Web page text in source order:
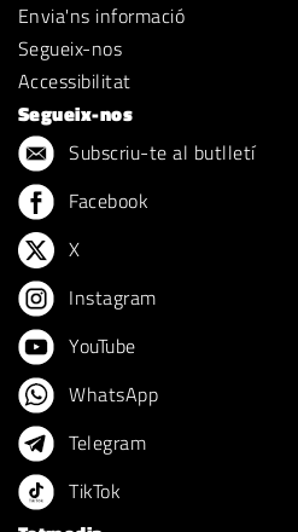
Envia'ns informació
Segueix-nos
Accessibilitat
Segueix-nos
Subscriu-te al butlletí
Facebook
X
Instagram
YouTube
WhatsApp
Telegram
TikTok